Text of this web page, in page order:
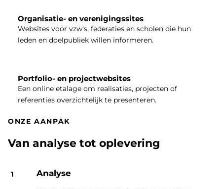
Organisatie- en verenigingssites
Websites voor vzw's, federaties en scholen die hun
leden en doelpubliek willen informeren.
Portfolio- en projectwebsites
Een online etalage om realisaties, projecten of
referenties overzichtelijk te presenteren.
ONZE AANPAK
Van analyse tot oplevering
Analyse